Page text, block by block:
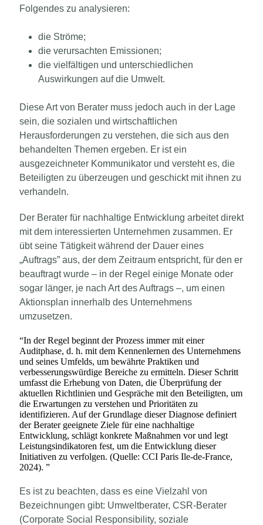
Folgendes zu analysieren:
die Ströme;
die verursachten Emissionen;
die vielfältigen und unterschiedlichen
Auswirkungen auf die Umwelt.
Diese Art von Berater muss jedoch auch in der Lage
sein, die sozialen und wirtschaftlichen
Herausforderungen zu verstehen, die sich aus den
behandelten Themen ergeben. Er ist ein
ausgezeichneter Kommunikator und versteht es, die
Beteiligten zu überzeugen und geschickt mit ihnen zu
verhandeln.
Der Berater für nachhaltige Entwicklung arbeitet direkt
mit dem interessierten Unternehmen zusammen. Er
übt seine Tätigkeit während der Dauer eines
„Auftrags” aus, der dem Zeitraum entspricht, für den er
beauftragt wurde – in der Regel einige Monate oder
sogar länger, je nach Art des Auftrags –, um einen
Aktionsplan innerhalb des Unternehmens
umzusetzen.
“In der Regel beginnt der Prozess immer mit einer
Auditphase, d. h. mit dem Kennenlernen des Unternehmens
und seines Umfelds, um bewährte Praktiken und
verbesserungswürdige Bereiche zu ermitteln. Dieser Schritt
umfasst die Erhebung von Daten, die Überprüfung der
aktuellen Richtlinien und Gespräche mit den Beteiligten, um
die Erwartungen zu verstehen und Prioritäten zu
identifizieren. Auf der Grundlage dieser Diagnose definiert
der Berater geeignete Ziele für eine nachhaltige
Entwicklung, schlägt konkrete Maßnahmen vor und legt
Leistungsindikatoren fest, um die Entwicklung dieser
Initiativen zu verfolgen. (Quelle: CCI Paris Ile-de-France,
2024). ”
Es ist zu beachten, dass es eine Vielzahl von
Bezeichnungen gibt: Umweltberater, CSR-Berater
(Corporate Social Responsibility, soziale